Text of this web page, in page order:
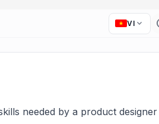
VI expand_more
needed by a product